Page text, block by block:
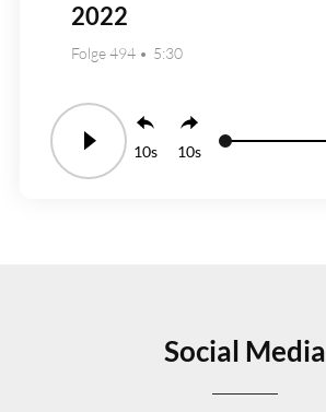
2022
Folge 494 5:30
10 10
Social Media